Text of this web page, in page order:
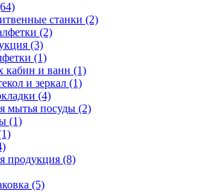
станки (2)
(2)
(3)
(1)
кабин и ванн (1)
и зеркал (1)
(4)
мытья посуды (2)
(1)
продукция (8)
(5)